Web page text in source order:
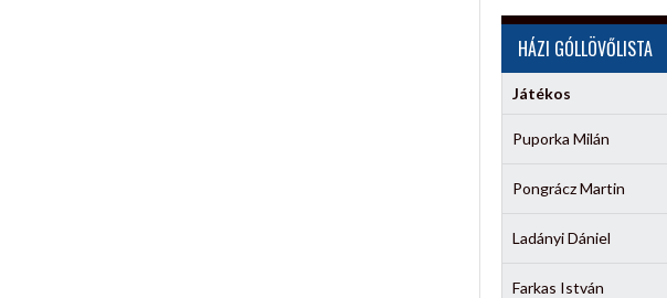
HÁZI GÓLLÖVŐLISTA
Játékos
Puporka Milán
Pongrácz Martin
Ladányi Dániel
Farkas István